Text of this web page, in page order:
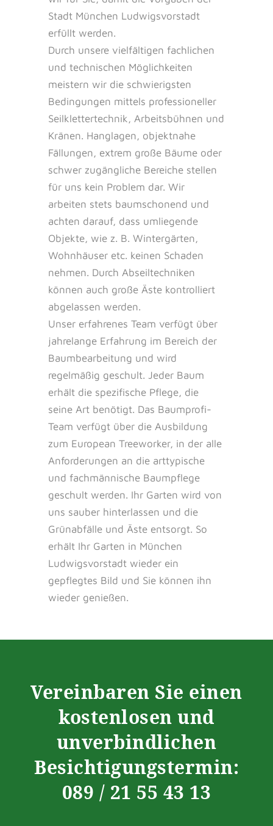
Stadt München Ludwigsvorstadt
erfüllt werden.
Durch unsere vielfältigen fachlichen
und technischen Möglichkeiten
meistern wir die schwierigsten
Bedingungen mittels professioneller
Seilklettertechnik, Arbeitsbühnen und
Kränen. Hanglagen, objektnahe
Fällungen, extrem große Bäume oder
schwer zugängliche Bereiche stellen
für uns kein Problem dar. Wir
arbeiten stets baumschonend und
achten darauf, dass umliegende
Objekte, wie z. B. Wintergärten,
Wohnhäuser etc. keinen Schaden
nehmen. Durch Abseiltechniken
können auch große Äste kontrolliert
abgelassen werden.
Unser erfahrenes Team verfügt über
jahrelange Erfahrung im Bereich der
Baumbearbeitung und wird
regelmäßig geschult. Jeder Baum
erhält die spezifische Pflege, die
seine Art benötigt. Das Baumprofi-
Team verfügt über die Ausbildung
zum European Treeworker, in der alle
Anforderungen an die arttypische
und fachmännische Baumpflege
geschult werden. Ihr Garten wird von
uns sauber hinterlassen und die
Grünabfälle und Äste entsorgt. So
erhält Ihr Garten in München
Ludwigsvorstadt wieder ein
gepflegtes Bild und Sie können ihn
wieder genießen.
Vereinbaren Sie einen
kostenlosen und
unverbindlichen
Besichtigungstermin:
089 / 21 55 43 13